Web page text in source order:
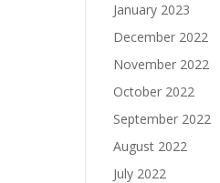
January 2023
December 2022
November 2022
October 2022
September 2022
August 2022
July 2022